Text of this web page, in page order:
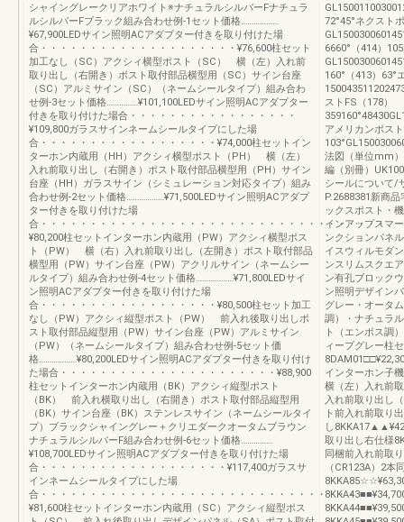
シャイングレークリアホワイト※ナチュラルシルバーFナチュラ
ルシルバーFブラック組み合わせ例-1セット価格………………
¥67,900LEDサイン照明ACアダプター付きを取り付けた場
合・・・・・・・・・・・・・・・・・・・・¥76,600柱セット
加工なし（SC）アクシィ横型ポスト（SC） 横（左）入れ前
取り出し（右開き）ポスト取付部品横型用（SC）サイン台座
（SC）アルミサイン（SC）（ネームシールタイプ）組み合わ
せ例-3セット価格……………¥101,100LEDサイン照明ACアダプター
付きを取り付けた場合・・・・・・・・・・・・・・・・・
¥109,800ガラスサインネームシールタイプにした場
合・・・・・・・・・・・・・・・・・・¥74,000柱セットイン
ターホン内蔵用（HH）アクシィ横型ポスト（PH） 横（左）
入れ前取り出し（右開き）ポスト取付部品横型用（PH）サイン
台座（HH）ガラスサイン（シミュレーション対応タイプ）組み
合わせ例-2セット価格………………¥71,500LEDサイン照明ACアダプ
ター付きを取り付けた場
合・・・・・・・・・・・・・・・・・・・・・・・・・・・・・・・・・・・
¥80,200柱セットインターホン内蔵用（PW）アクシィ横型ポス
ト（PW） 横（右）入れ前取り出し（左開き）ポスト取付部品
横型用（PW）サイン台座（PW）アクリルサイン（ネームシー
ルタイプ）組み合わせ例-4セット価格………………¥71,800LEDサイ
ン照明ACアダプター付きを取り付けた場
合・・・・・・・・・・・・・・・・・・¥80,500柱セット加工
なし（PW）アクシィ縦型ポスト（PW） 前入れ後取り出しポ
スト取付部品縦型用（PW）サイン台座（PW）アルミサイン
（PW）（ネームシールタイプ）組み合わせ例-5セット価
格………………¥80,200LEDサイン照明ACアダプター付きを取り付け
た場合・・・・・・・・・・・・・・・・・・・・・・¥88,900
柱セットインターホン内蔵用（BK）アクシィ縦型ポスト
（BK） 前入れ横取り出し（右開き）ポスト取付部品縦型用
（BK）サイン台座（BK）ステンレスサイン（ネームシールタイ
プ）ブラックシャイングレー＋クリエダークオータムブラウン
ナチュラルシルバーF組み合わせ例-6セット価格……………
¥108,700LEDサイン照明ACアダプター付きを取り付けた場
合・・・・・・・・・・・・・・・・・・・¥117,400ガラスサ
インネームシールタイプにした場
合・・・・・・・・・・・・・・・・・・・・・・・・・・・・・・・・・・
¥81,600柱セットインターホン内蔵用（SC）アクシィ縦型ポス
72°45°ネクスト
6660°（414）
160°（413）63°
ストFS（178）
アメリカンポス
法図（単位mm
編（別冊）
シールについて/
P.2688381新商
ックスポスト・
インアップスマ
ンクションパネ
イスウィルモダ
ンスリムスクエ
ン有孔ブロック
ン照明デザイン
グレー・オータ
調）・ナチュラ
ト（エンボス調
ィープグレー柱
インターホン子
横（左）入れ前
入れ前取り出し
ト前入れ前取り
し
取り出し右仕様
同梱前入れ前取
（CR123A）2